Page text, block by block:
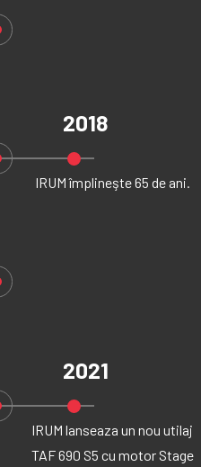
2018
IRUM împlineşte 65 de ani.
2021
IRUM lanseaza un nou utilaj
TAF 690 S5 cu motor Stage